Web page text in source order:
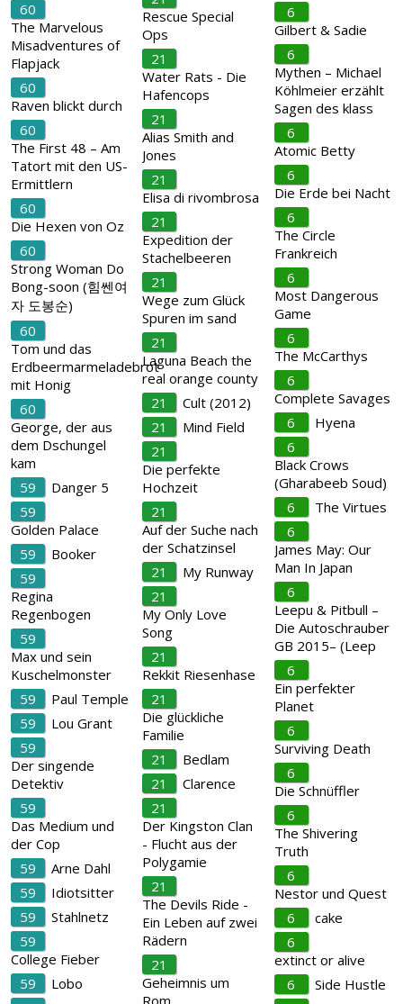
60
The Marvelous
Misadventures of
Flapjack
60
Raven blickt durch
60
The First 48 – Am
Tatort mit den US-
Ermittlern
60
Die Hexen von Oz
60
Strong Woman Do
Bong-soon (힘쎈여
자 도봉순)
60
Tom und das
Erdbeermarmeladebrot
mit Honig
60
George, der aus
dem Dschungel
kam
59
Danger 5
59
Golden Palace
59
Booker
59
Regina
Regenbogen
59
Max und sein
Kuschelmonster
59
Paul Temple
59
Lou Grant
59
Der singende
Detektiv
59
Das Medium und
der Cop
59
Arne Dahl
59
Idiotsitter
59
Stahlnetz
59
College Fieber
59
Lobo
Rescue Special
Ops
21
Water Rats - Die
Hafencops
21
Alias Smith and
Jones
21
Elisa di rivombrosa
21
Expedition der
Stachelbeeren
21
Wege zum Glück
Spuren im sand
21
Laguna Beach the
real orange county
21
Cult (2012)
21
Mind Field
21
Die perfekte
Hochzeit
21
Auf der Suche nach
der Schatzinsel
21
My Runway
21
My Only Love
Song
21
Rekkit Riesenhase
21
Die glückliche
Familie
21
Bedlam
21
Clarence
21
Der Kingston Clan
- Flucht aus der
Polygamie
21
The Devils Ride -
Ein Leben auf zwei
Rädern
21
Geheimnis um
Rom
6
Gilbert & Sadie
6
Mythen – Michael
Köhlmeier erzählt
Sagen des klass
6
Atomic Betty
6
Die Erde bei Nacht
6
The Circle
Frankreich
6
Most Dangerous
Game
6
The McCarthys
6
Complete Savages
6
Hyena
6
Black Crows
(Gharabeeb Soud)
6
The Virtues
6
James May: Our
Man In Japan
6
Leepu & Pitbull –
Die Autoschrauber
GB 2015– (Leep
6
Ein perfekter
Planet
6
Surviving Death
6
Die Schnüffler
6
The Shivering
Truth
6
Nestor und Quest
6
cake
6
extinct or alive
6
Side Hustle